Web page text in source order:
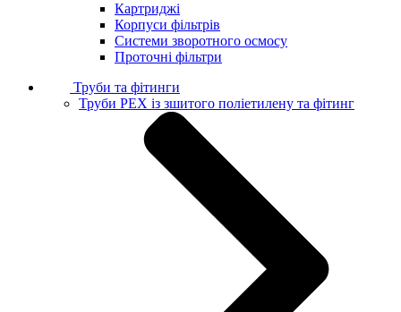
Картриджі
Корпуси фільтрів
Системи зворотного осмосу
Проточні фільтри
Труби та фітинги
Труби PEX із зшитого поліетилену та фітинг